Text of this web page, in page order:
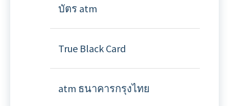
บัตร atm
True Black Card
atm ธนาคารกรุงไทย